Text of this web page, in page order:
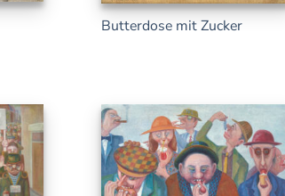
Butterdose mit Zucker